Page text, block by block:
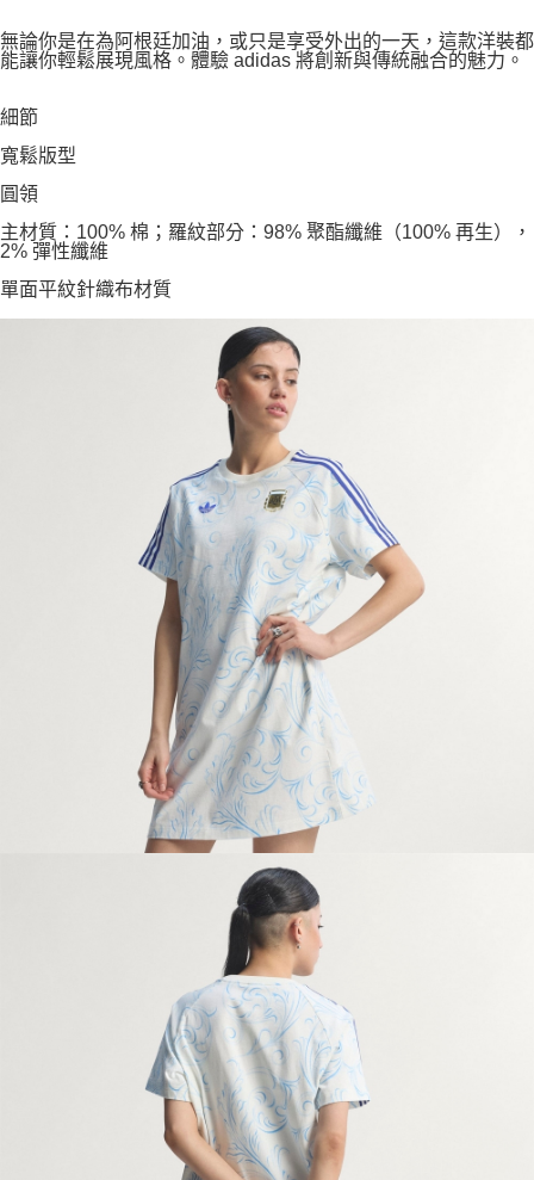
無論你是在為阿根廷加油，或只是享受外出的一天，這款洋裝都
能讓你輕鬆展現風格。體驗 adidas 將創新與傳統融合的魅力。
細節
寬鬆版型
圓領
主材質：100% 棉；羅紋部分：98% 聚酯纖維（100% 再生），
2% 彈性纖維
單面平紋針織布材質